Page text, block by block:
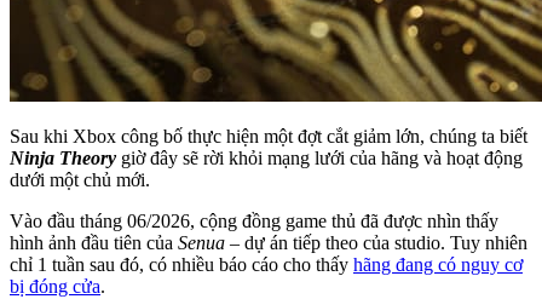
Sau khi Xbox công bố thực hiện một đợt cắt giảm lớn, chúng ta biết
Ninja Theory giờ đây sẽ rời khỏi mạng lưới của hãng và hoạt động
dưới một chủ mới.
Vào đầu tháng 06/2026, cộng đồng game thủ đã được nhìn thấy
hình ảnh đầu tiên của Senua – dự án tiếp theo của studio. Tuy nhiên
chỉ 1 tuần sau đó, có nhiều báo cáo cho thấy hãng đang có nguy cơ
bị đóng cửa.